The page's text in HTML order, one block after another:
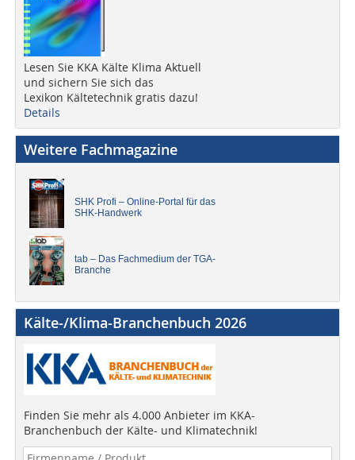
Lesen Sie KKA Kälte Klima Aktuell
und sichern Sie sich das
Lexikon Kältetechnik gratis dazu!
Details
Weitere Fachmagazine
SHK Profi – Online-Portal für das
SHK-Handwerk
tab – Das Fachmedium der TGA-
Branche
Kälte-/Klima-Branchenbuch 2026
Finden Sie mehr als 4.000 Anbieter im KKA-
Branchenbuch der Kälte- und Klimatechnik!